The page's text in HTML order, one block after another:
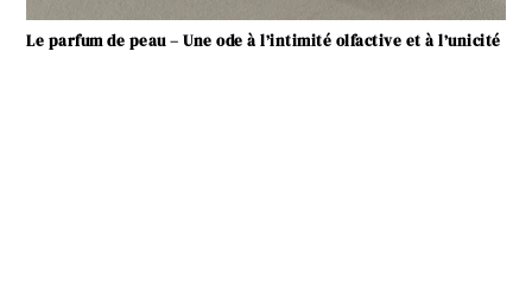
Le parfum de peau – Une ode à l’intimité olfactive et à l’unicité